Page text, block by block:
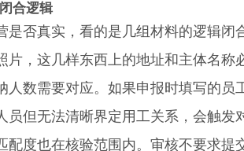
合逻辑
否真实，看的是几组材料的逻辑闭
，这几样东西上的地址和主体名称
需要对应。如果申报时填写的员
但无法清晰界定用工关系，会触发
度也在核验范围内。审核不要求提